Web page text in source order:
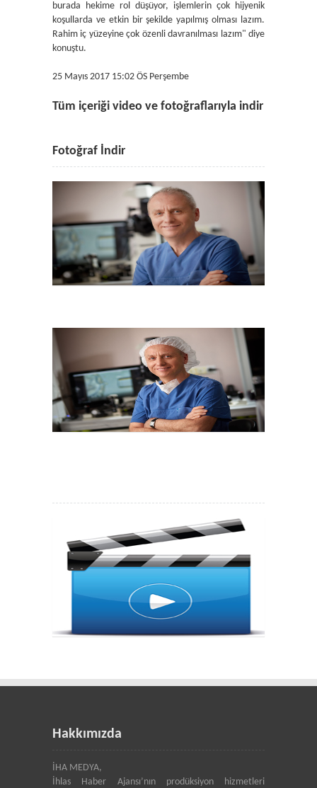
burada hekime rol düşüyor, işlemlerin çok hijyenik
koşullarda ve etkin bir şekilde yapılmış olması lazım.
Rahim iç yüzeyine çok özenli davranılması lazım" diye
konuştu.
25 Mayıs 2017 15:02 ÖS Perşembe
Tüm içeriği video ve fotoğraflarıyla indir
Fotoğraf İndir
Hakkımızda
İHA MEDYA,
İhlas Haber Ajansı’nın prodüksiyon hizmetleri